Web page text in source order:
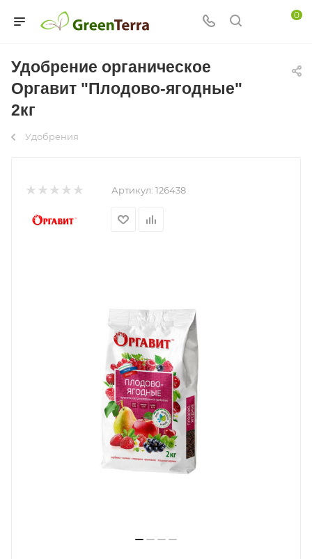
0
Удобрение органическое
Оргавит "Плодово-ягодные"
2кг
Удобрения
Артикул: 126438